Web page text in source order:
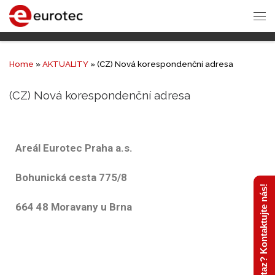
Home »AKTUALITY »(CZ) Nová korespondenční adresa
(CZ) Nová korespondenční adresa
Areál Eurotec Praha a.s.
Bohunická cesta 775/8
664 48 Moravany u Brna Máte dotaz? Kontaktujte nás!